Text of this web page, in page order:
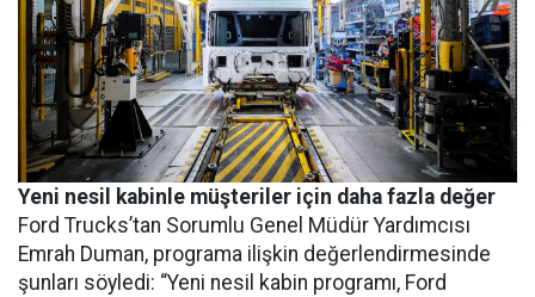
Yeni nesil kabinle müşteriler için daha fazla değer
Ford Trucks’tan Sorumlu Genel Müdür Yardımcısı
Emrah Duman, programa ilişkin değerlendirmesinde
şunları söyledi: “Yeni nesil kabin programı, Ford